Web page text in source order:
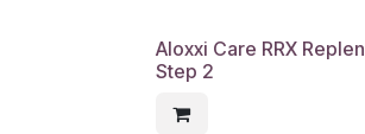
Aloxxi Care RRX
Step 2